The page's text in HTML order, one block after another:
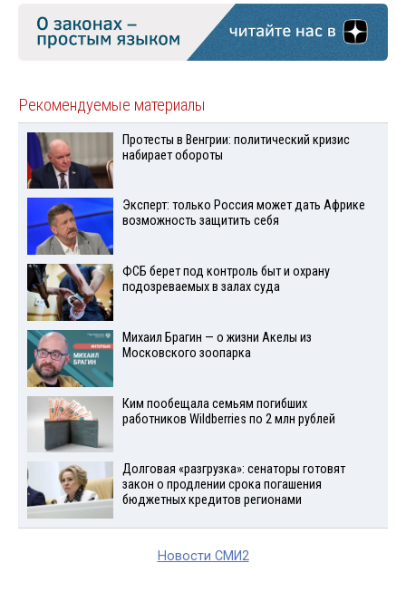
Рекомендуемые материалы
Протесты в Венгрии: политический кризис
набирает обороты
Эксперт: только Россия может дать Африке
возможность защитить себя
ФСБ берет под контроль быт и охрану
подозреваемых в залах суда
Михаил Брагин — о жизни Акелы из
Московского зоопарка
Ким пообещала семьям погибших
работников Wildberries по 2 млн рублей
Долговая «разгрузка»: сенаторы готовят
закон о продлении срока погашения
бюджетных кредитов регионами
Новости СМИ2